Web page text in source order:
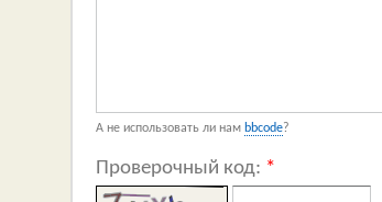
А не использовать ли нам bbcode?
Проверочный код: *